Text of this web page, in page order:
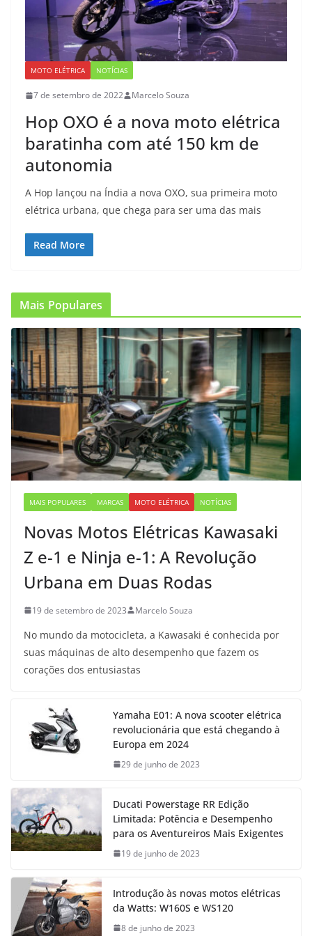
MOTO ELÉTRICA NOTÍCIAS
7 de setembro de 2022 Marcelo Souza
Hop OXO é a nova moto elétrica
baratinha com até 150 km de
autonomia
A Hop lançou na Índia a nova OXO, sua primeira moto
elétrica urbana, que chega para ser uma das mais
Read More
Mais Populares
MAIS POPULARES MARCAS MOTO ELÉTRICA NOTÍCIAS
Novas Motos Elétricas Kawasaki
Z e-1 e Ninja e-1: A Revolução
Urbana em Duas Rodas
19 de setembro de 2023 Marcelo Souza
No mundo da motocicleta, a Kawasaki é conhecida por
suas máquinas de alto desempenho que fazem os
corações dos entusiastas
Yamaha E01: A nova scooter elétrica
revolucionária que está chegando à
Europa em 2024
29 de junho de 2023
Ducati Powerstage RR Edição
Limitada: Potência e Desempenho
para os Aventureiros Mais Exigentes
19 de junho de 2023
Introdução às novas motos elétricas
da Watts: W160S e WS120
8 de junho de 2023